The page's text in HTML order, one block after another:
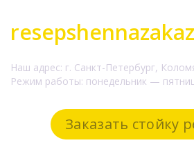
Наш адрес: г. Санкт-Петербург,
Режим работы: понедельник —
Заказать стойку